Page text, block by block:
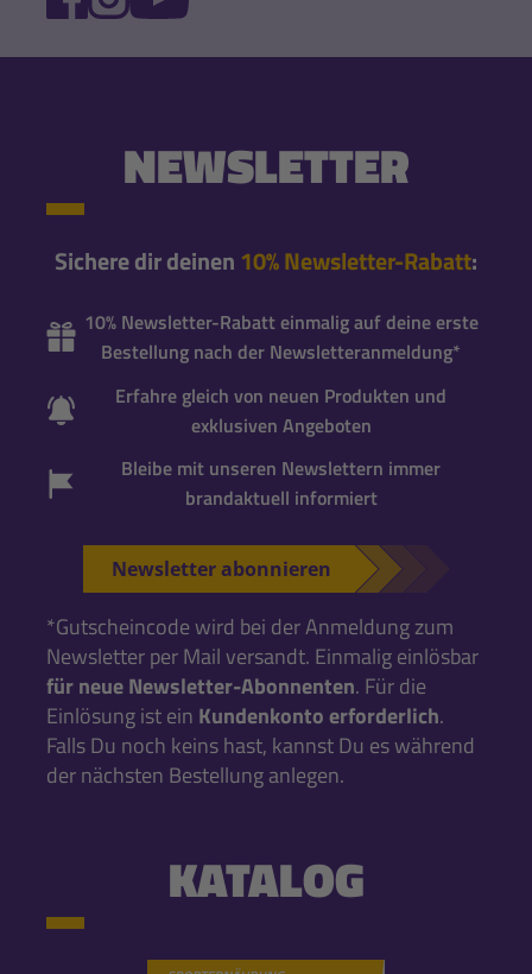
NEWSLETTER
Sichere dir deinen 10% Newsletter-Rabatt:
10% Newsletter-Rabatt einmalig auf deine erste
Bestellung nach der Newsletteranmeldung*
Erfahre gleich von neuen Produkten und
exklusiven Angeboten
Bleibe mit unseren Newslettern immer
brandaktuell informiert
Newsletter abonnieren
*Gutscheincode wird bei der Anmeldung zum
Newsletter per Mail versandt. Einmalig einlösbar
für neue Newsletter-Abonnenten. Für die
Einlösung ist ein Kundenkonto erforderlich.
Falls Du noch keins hast, kannst Du es während
der nächsten Bestellung anlegen.
KATALOG